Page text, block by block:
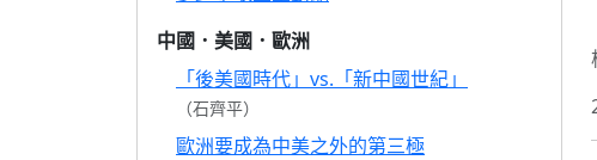
中國．美國．歐洲
「後美國時代」vs.「新中國世紀」
（石齊平）
歐洲要成為中美之外的第三極